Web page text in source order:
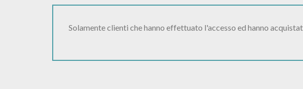
Solamente clienti che hanno effettuato l'accesso ed hanno